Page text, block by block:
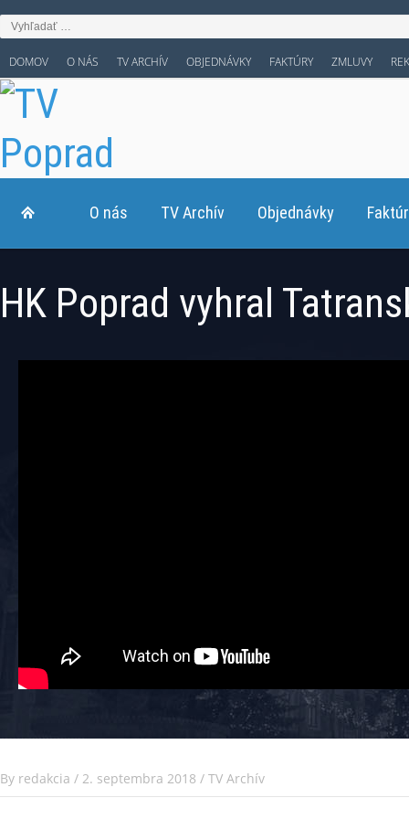
DOMOV O NÁS TV ARCHÍV OBJEDNÁVKY FAKTÚRY ZMLUVY
O nás TV Archív Objednávky
HK Poprad vyhral
By redakcia / 2. septembra 2018 / TV Archív